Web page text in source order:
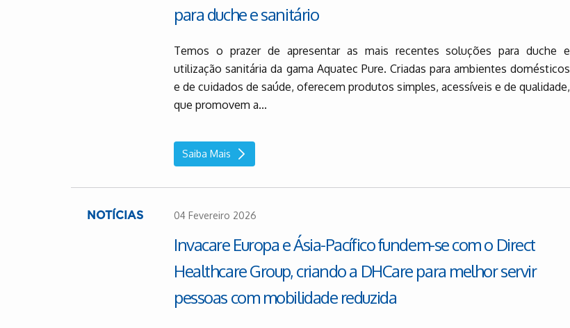
para duche e sanitário
Temos o prazer de apresentar as mais recentes soluções para duche e
utilização sanitária da gama Aquatec Pure. Criadas para ambientes domésticos
e de cuidados de saúde, oferecem produtos simples, acessíveis e de qualidade,
que promovem a...
Saiba Mais
NOTÍCIAS 04 Fevereiro 2026
Invacare Europa e Ásia-Pacífico fundem-se com o Direct
Healthcare Group, criando a DHCare para melhor servir
pessoas com mobilidade reduzida